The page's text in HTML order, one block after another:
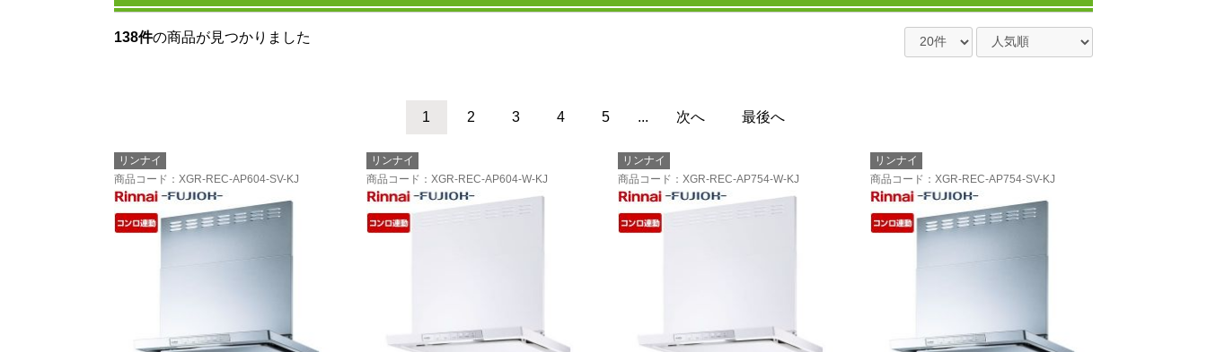
138件の商品が見つかりました
1 2 3 4 5 ... 次へ 最後へ
リンナイ
商品コード ：XGR-REC-AP604-SV-KJ
リンナイ
商品コード ：XGR-REC-AP604-W-KJ
リンナイ
商品コード ：XGR-REC-AP754-W-KJ
リンナイ
商品コード ：XGR-REC-AP754-SV-KJ